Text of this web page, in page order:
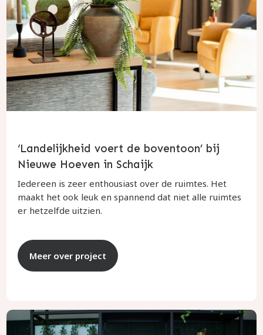
‘Landelijkheid voert de boventoon’ bij
Nieuwe Hoeven in Schaijk
Iedereen is zeer enthousiast over de ruimtes. Het
maakt het ook leuk en spannend dat niet alle ruimtes
er hetzelfde uitzien.
Meer over project